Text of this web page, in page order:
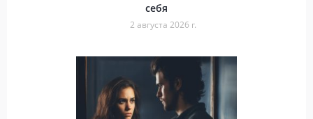
себя
2 августа 2026 г.